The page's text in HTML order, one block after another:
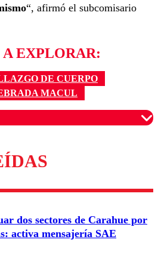
“, afirmó el subcomisario
EXPLORAR:
DE CUERPO
MACUL
moderados para garantizar un
respetuoso.
dos sectores de Carahue por
activa mensajería SAE